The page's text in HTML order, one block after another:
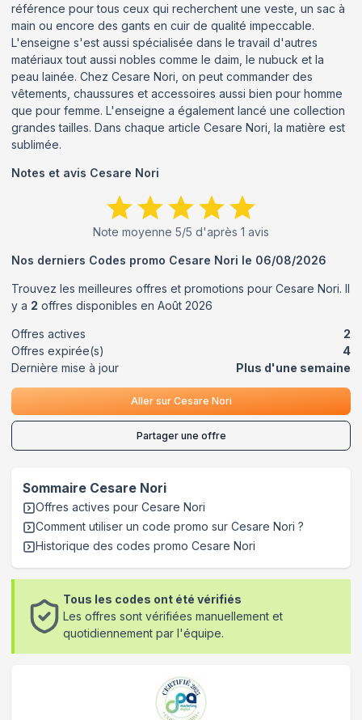
référence pour tous ceux qui recherchent une veste, un sac à
main ou encore des gants en cuir de qualité impeccable.
L'enseigne s'est aussi spécialisée dans le travail d'autres
matériaux tout aussi nobles comme le daim, le nubuck et la
peau lainée. Chez Cesare Nori, on peut commander des
vêtements, chaussures et accessoires aussi bien pour homme
que pour femme. L'enseigne a également lancé une collection
grandes tailles. Dans chaque article Cesare Nori, la matière est
sublimée.
Notes et avis Cesare Nori
Note moyenne 5/5 d'après 1 avis
Nos derniers Codes promo Cesare Nori le 06/08/2026
Trouvez les meilleures offres et promotions pour Cesare Nori. Il
y a 2 offres disponibles en Août 2026
Offres actives
2
Offres expirée(s)
4
Dernière mise à jour
Plus d'une semaine
Aller sur Cesare Nori
Partager une offre
Sommaire Cesare Nori
Offres actives pour Cesare Nori
Comment utiliser un code promo sur Cesare Nori ?
Historique des codes promo Cesare Nori
Tous les codes ont été vérifiés
Les offres sont vérifiées manuellement et
quotidiennement par l'équipe.